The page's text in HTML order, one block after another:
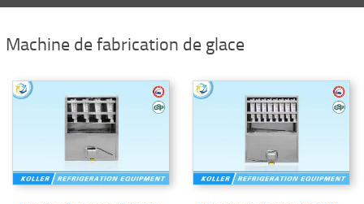
Machine de fabrication de glace